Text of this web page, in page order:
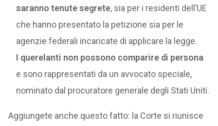
saranno tenute segrete, sia per i residenti dell’UE
che hanno presentato la petizione sia per le
agenzie federali incaricate di applicare la legge.
I querelanti non possono comparire di persona
e sono rappresentati da un avvocato speciale,
nominato dal procuratore generale degli Stati Uniti.
Aggiungete anche questo fatto: la Corte si riunisce